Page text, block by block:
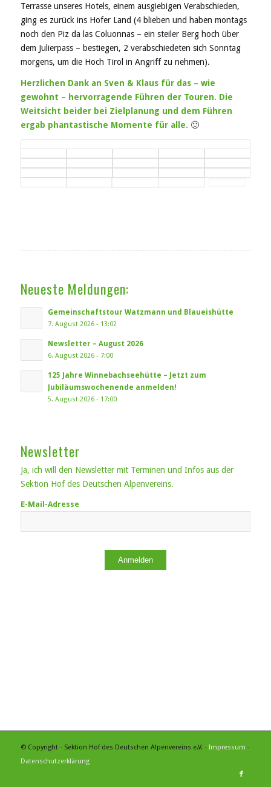
Terrasse unseres Hotels, einem ausgiebigen Verabschieden,
ging es zurück ins Hofer Land (4 blieben und haben montags
noch den Piz da las Coluonnas – ein steiler Berg hoch über
dem Julierpass – bestiegen, 2 verabschiedeten sich Sonntag
morgens, um die Hoch Tirol in Angriff zu nehmen).
Herzlichen Dank an Sven & Klaus für das – wie
gewohnt – hervorragende Führen der Touren. Die
Weitsicht beider bei Zielplanung und dem Führen
ergab phantastische Momente für alle. 🙂
Neueste Meldungen:
Gemeinschaftstour Watzmann und Blaueishütte
7. August 2026 - 13:02
Newsletter – August 2026
6. August 2026 - 7:00
125 Jahre Winnebachseehütte – Jetzt zum
Jubiläumswochenende anmelden!
5. August 2026 - 17:00
Newsletter
Ja, ich will den Newsletter mit Terminen und Infos aus der
Sektion Hof des Deutschen Alpenvereins.
E-Mail-Adresse
Anmelden
© Copyright - Sektion Hof des Deutschen Alpenvereins e.V. - Impressum -
Datenschutzerklärung